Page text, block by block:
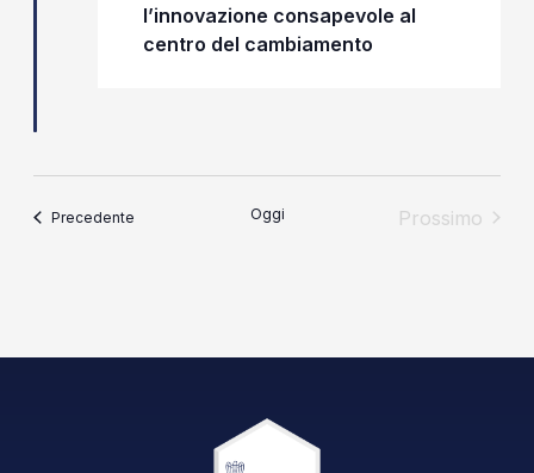
l’innovazione consapevole al
centro del cambiamento
Precedente Oggi
Prossimo